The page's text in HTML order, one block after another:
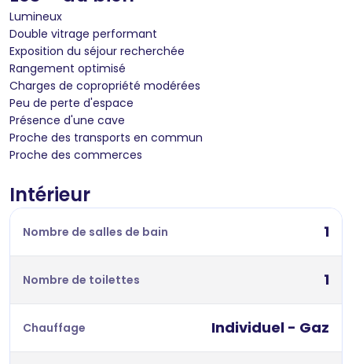
Lumineux
Double vitrage performant
Exposition du séjour recherchée
Rangement optimisé
Charges de copropriété modérées
Peu de perte d'espace
Présence d'une cave
Proche des transports en commun
Proche des commerces
Intérieur
Nombre de salles de bain 1
Nombre de toilettes 1
Chauffage Individuel - Gaz